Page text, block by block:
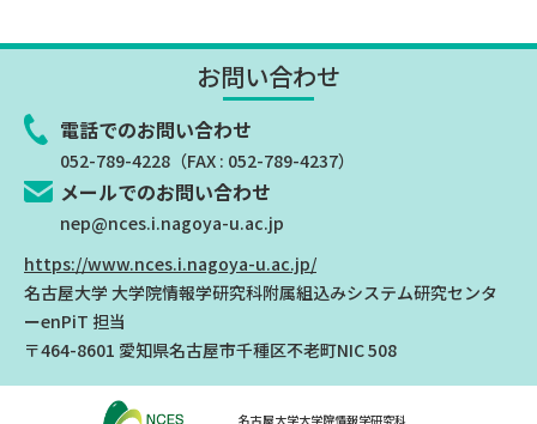
お問い合わせ
電話でのお問い合わせ
052-789-4228 （FAX : 052-789-4237）
メールでのお問い合わせ
nep@nces.i.nagoya-u.ac.jp
https://www.nces.i.nagoya-u.ac.jp/
名古屋大学 大学院情報学研究科附属組込みシステム研究センタ
ーenPiT 担当
〒464-8601 愛知県名古屋市千種区不老町NIC 508
名古屋大学大学院情報学研究科